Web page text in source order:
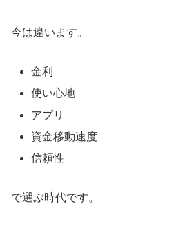
今は違います。
金利
使い心地
アプリ
資金移動速度
信頼性
で選ぶ時代です。